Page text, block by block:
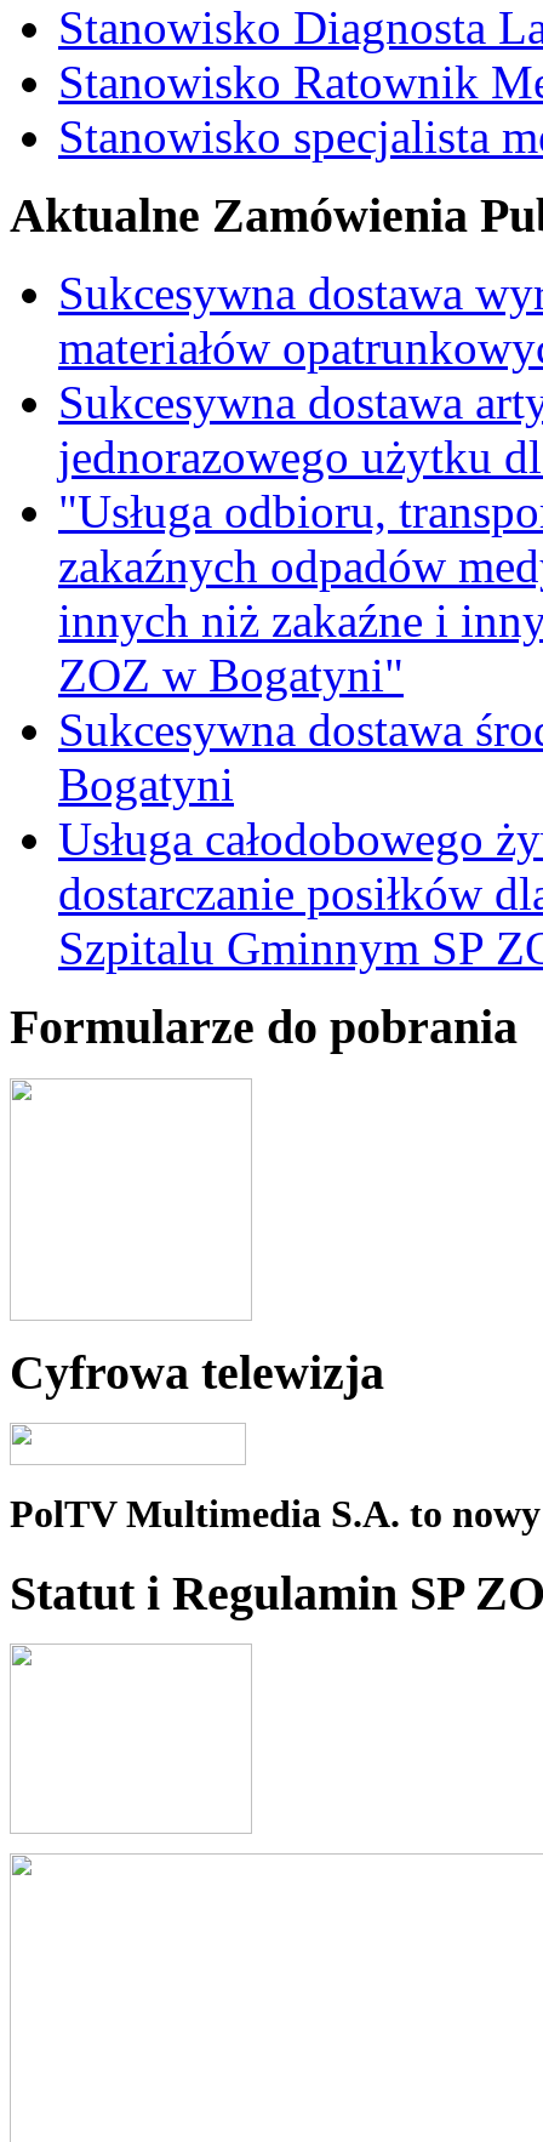
Stanowisko Diagnosta
Stanowisko Ratownik
Stanowisko specjalista
Aktualne Zamówienia
Sukcesywna dostawa
materiałów
Sukcesywna dostawa
jednorazowego użytku
"Usługa odbioru,
zakaźnych odpadów
innych niż zakaźne i
ZOZ w Bogatyni"
Sukcesywna dostawa
Bogatyni
Usługa całodobowego
dostarczanie posiłków
Szpitalu Gminnym SP
Formularze do pobrania
Cyfrowa telewizja
PolTV Multimedia S.A. to
Statut i Regulamin SP